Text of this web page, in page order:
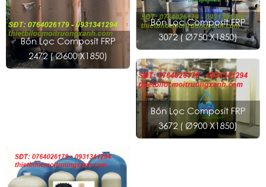
Bồn Lọc Composit FRP
2472 ( Ø600 X1850)
Bồn Lọc Composit FRP
3072 ( Ø750 X1850)
Bồn Lọc Composit FRP
3672 ( Ø900 X1850)